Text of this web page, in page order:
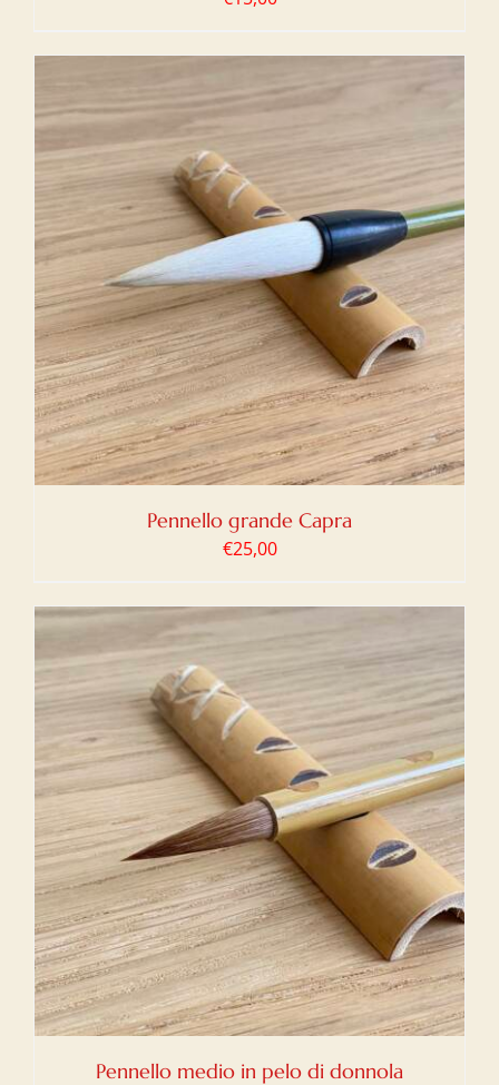
Pennello grande Capra
€25,00
Pennello medio in pelo di donnola